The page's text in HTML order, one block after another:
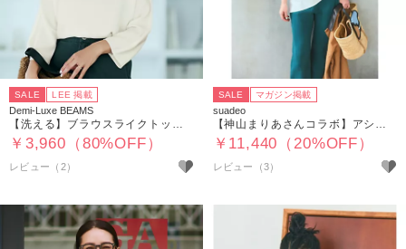
SALE LEE 掲載
Demi-Luxe BEAMS
￥3,960（80%OFF）
レビュー（2）
SALE マガジン掲載
suadeo
￥11,440（20%OFF）
レビュー（3）